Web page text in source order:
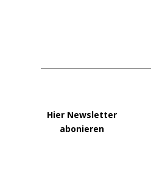
Hier Newsletter
abonieren